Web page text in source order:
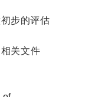
步的评估
关文件